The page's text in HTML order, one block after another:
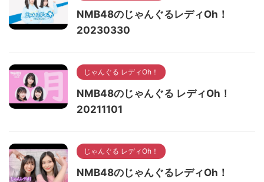
NMB48のじゃんぐるレディOh！
20230330
じゃんぐる レディOh！
NMB48のじゃんぐる レディOh！
20211101
じゃんぐる レディOh！
NMB48のじゃんぐるレディOh！